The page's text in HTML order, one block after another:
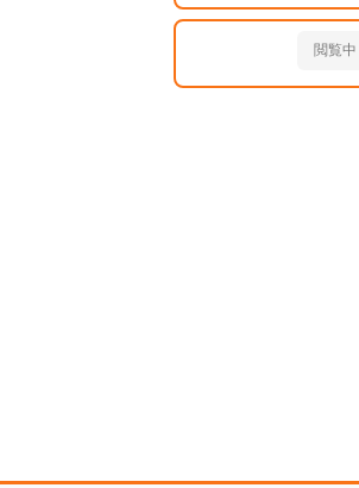
閲覧中